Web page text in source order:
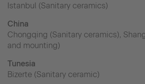
Istanbul (Sanitary ceramics)
China
Chongqing (Sanitary ceramics),
and mounting)
Tunesia
Bizerte (Sanitary ceramic)